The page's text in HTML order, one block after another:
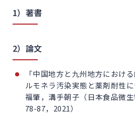
1）著書
2）論文
「中国地方と九州地方におけ
ルモネラ汚染実態と薬剤耐性
福肇，溝手朝子（日本食品微生
78-87，2021）